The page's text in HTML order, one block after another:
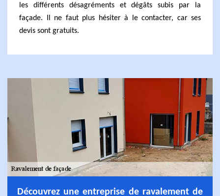
les différents désagréments et dégâts subis par la
façade. Il ne faut plus hésiter à le contacter, car ses
devis sont gratuits.
Découvrez une entreprise de ravalement de